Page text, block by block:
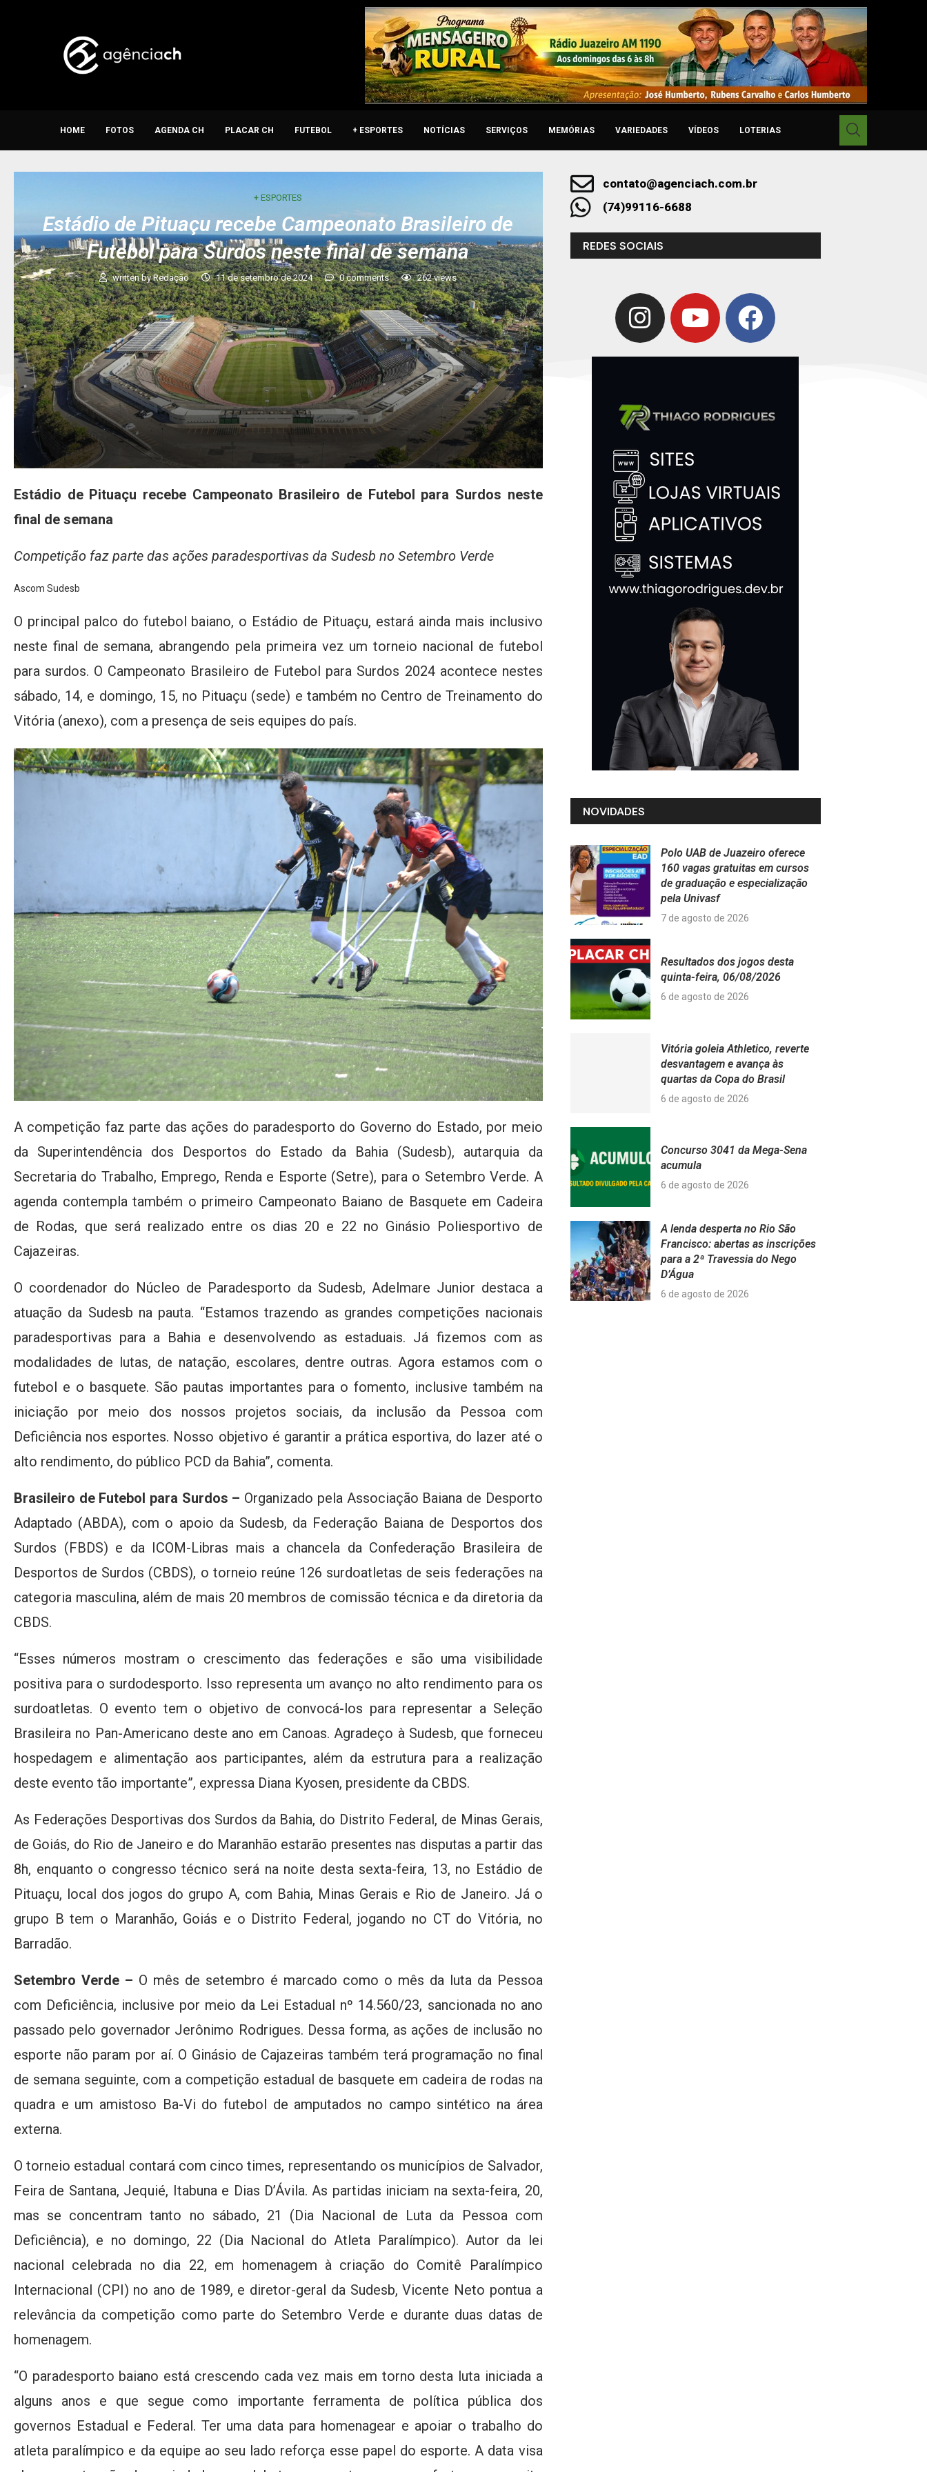
HOME FOTOS AGENDA CH PLACAR CH FUTEBOL + ESPORTES NOTÍCIAS SERVIÇOS MEMÓRIAS VARIEDADES VÍDEOS LOTERIAS
+ ESPORTES
Estádio de Pituaçu recebe Campeonato Brasileiro de
Futebol para Surdos neste final de semana
written byRedação 11 de setembro de 2024 0 comments 262views
Estádio de Pituaçu recebe Campeonato Brasileiro de Futebol para Surdos neste
final de semana
Competição faz parte das ações paradesportivas da Sudesb no Setembro Verde
Ascom Sudesb
O principal palco do futebol baiano, o Estádio de Pituaçu, estará ainda mais inclusivo
neste final de semana, abrangendo pela primeira vez um torneio nacional de futebol
para surdos. O Campeonato Brasileiro de Futebol para Surdos 2024 acontece nestes
sábado, 14, e domingo, 15, no Pituaçu (sede) e também no Centro de Treinamento do
Vitória (anexo), com a presença de seis equipes do país.
A competição faz parte das ações do paradesporto do Governo do Estado, por meio
da Superintendência dos Desportos do Estado da Bahia (Sudesb), autarquia da
Secretaria do Trabalho, Emprego, Renda e Esporte (Setre), para o Setembro Verde. A
agenda contempla também o primeiro Campeonato Baiano de Basquete em Cadeira
de Rodas, que será realizado entre os dias 20 e 22 no Ginásio Poliesportivo de
Cajazeiras.
O coordenador do Núcleo de Paradesporto da Sudesb, Adelmare Junior destaca a
atuação da Sudesb na pauta. “Estamos trazendo as grandes competições nacionais
paradesportivas para a Bahia e desenvolvendo as estaduais. Já fizemos com as
modalidades de lutas, de natação, escolares, dentre outras. Agora estamos com o
futebol e o basquete. São pautas importantes para o fomento, inclusive também na
iniciação por meio dos nossos projetos sociais, da inclusão da Pessoa com
Deficiência nos esportes. Nosso objetivo é garantir a prática esportiva, do lazer até o
alto rendimento, do público PCD da Bahia”, comenta.
Brasileiro de Futebol para Surdos – Organizado pela Associação Baiana de Desporto
Adaptado (ABDA), com o apoio da Sudesb, da Federação Baiana de Desportos dos
Surdos (FBDS) e da ICOM-Libras mais a chancela da Confederação Brasileira de
Desportos de Surdos (CBDS), o torneio reúne 126 surdoatletas de seis federações na
categoria masculina, além de mais 20 membros de comissão técnica e da diretoria da
CBDS.
“Esses números mostram o crescimento das federações e são uma visibilidade
positiva para o surdodesporto. Isso representa um avanço no alto rendimento para os
surdoatletas. O evento tem o objetivo de convocá-los para representar a Seleção
Brasileira no Pan-Americano deste ano em Canoas. Agradeço à Sudesb, que forneceu
hospedagem e alimentação aos participantes, além da estrutura para a realização
deste evento tão importante”, expressa Diana Kyosen, presidente da CBDS.
As Federações Desportivas dos Surdos da Bahia, do Distrito Federal, de Minas Gerais,
de Goiás, do Rio de Janeiro e do Maranhão estarão presentes nas disputas a partir das
8h, enquanto o congresso técnico será na noite desta sexta-feira, 13, no Estádio de
Pituaçu, local dos jogos do grupo A, com Bahia, Minas Gerais e Rio de Janeiro. Já o
grupo B tem o Maranhão, Goiás e o Distrito Federal, jogando no CT do Vitória, no
Barradão.
Setembro Verde – O mês de setembro é marcado como o mês da luta da Pessoa
com Deficiência, inclusive por meio da Lei Estadual nº 14.560/23, sancionada no ano
passado pelo governador Jerônimo Rodrigues. Dessa forma, as ações de inclusão no
esporte não param por aí. O Ginásio de Cajazeiras também terá programação no final
de semana seguinte, com a competição estadual de basquete em cadeira de rodas na
quadra e um amistoso Ba-Vi do futebol de amputados no campo sintético na área
externa.
O torneio estadual contará com cinco times, representando os municípios de Salvador,
Feira de Santana, Jequié, Itabuna e Dias D’Ávila. As partidas iniciam na sexta-feira, 20,
mas se concentram tanto no sábado, 21 (Dia Nacional de Luta da Pessoa com
Deficiência), e no domingo, 22 (Dia Nacional do Atleta Paralímpico). Autor da lei
nacional celebrada no dia 22, em homenagem à criação do Comitê Paralímpico
Internacional (CPI) no ano de 1989, e diretor-geral da Sudesb, Vicente Neto pontua a
relevância da competição como parte do Setembro Verde e durante duas datas de
homenagem.
“O paradesporto baiano está crescendo cada vez mais em torno desta luta iniciada a
alguns anos e que segue como importante ferramenta de política pública dos
governos Estadual e Federal. Ter uma data para homenagear e apoiar o trabalho do
atleta paralímpico e da equipe ao seu lado reforça esse papel do esporte. A data visa
contato@agenciach.com.br
(74)99116-6688
REDES SOCIAIS
NOVIDADES
Polo UAB de Juazeiro oferece
160 vagas gratuitas em cursos
de graduação e especialização
pela Univasf
7 de agosto de 2026
Resultados dos jogos desta
quinta-feira, 06/08/2026
6 de agosto de 2026
Vitória goleia Athletico, reverte
desvantagem e avança às
quartas da Copa do Brasil
6 de agosto de 2026
Concurso 3041 da Mega-Sena
acumula
6 de agosto de 2026
A lenda desperta no Rio São
Francisco: abertas as inscrições
para a 2ª Travessia do Nego
D’Água
6 de agosto de 2026